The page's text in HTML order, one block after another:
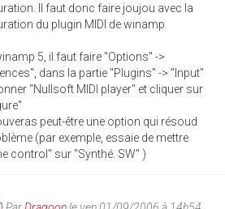
Il faut donc faire joujou avec la
du plugin MIDI de winamp.
5, il faut faire "Options" ->
dans la partie "Plugins" -> "Input"
"Nullsoft MIDI player" et cliquer sur
peut-être une option qui résoud
(par exemple, essaie de mettre
control" sur "Synthé. SW" )